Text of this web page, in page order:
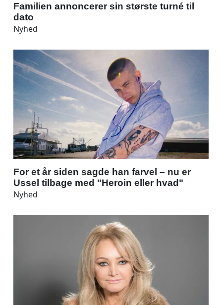
Familien annoncerer sin største turné til
dato
Nyhed
For et år siden sagde han farvel – nu er
Ussel tilbage med "Heroin eller hvad"
Nyhed